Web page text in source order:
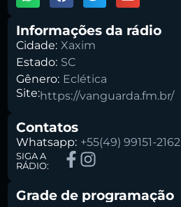
Informações da rádio
Cidade: Xaxim
Estado: SC
Gênero: Eclética
Site:https://vanguarda.fm.br/
Contatos
Whatsapp: +55(49) 99151-2162
SIGA A
RÁDIO:
Grade de programação